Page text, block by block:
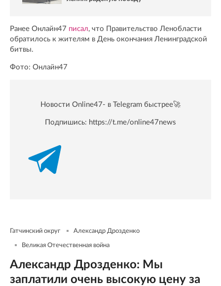
Ранее Онлайн47 писал, что Правительство Ленобласти
обратилось к жителям в День окончания Ленинградской
битвы.
Фото: Онлайн47
Новости Online47- в Telegram быстрее🚀
Подпишись: https://t.me/online47news
Гатчинский округ Александр Дрозденко
Великая Отечественная война
Александр Дрозденко: Мы
заплатили очень высокую цену за